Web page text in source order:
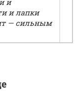
и
и лапки
— сильным